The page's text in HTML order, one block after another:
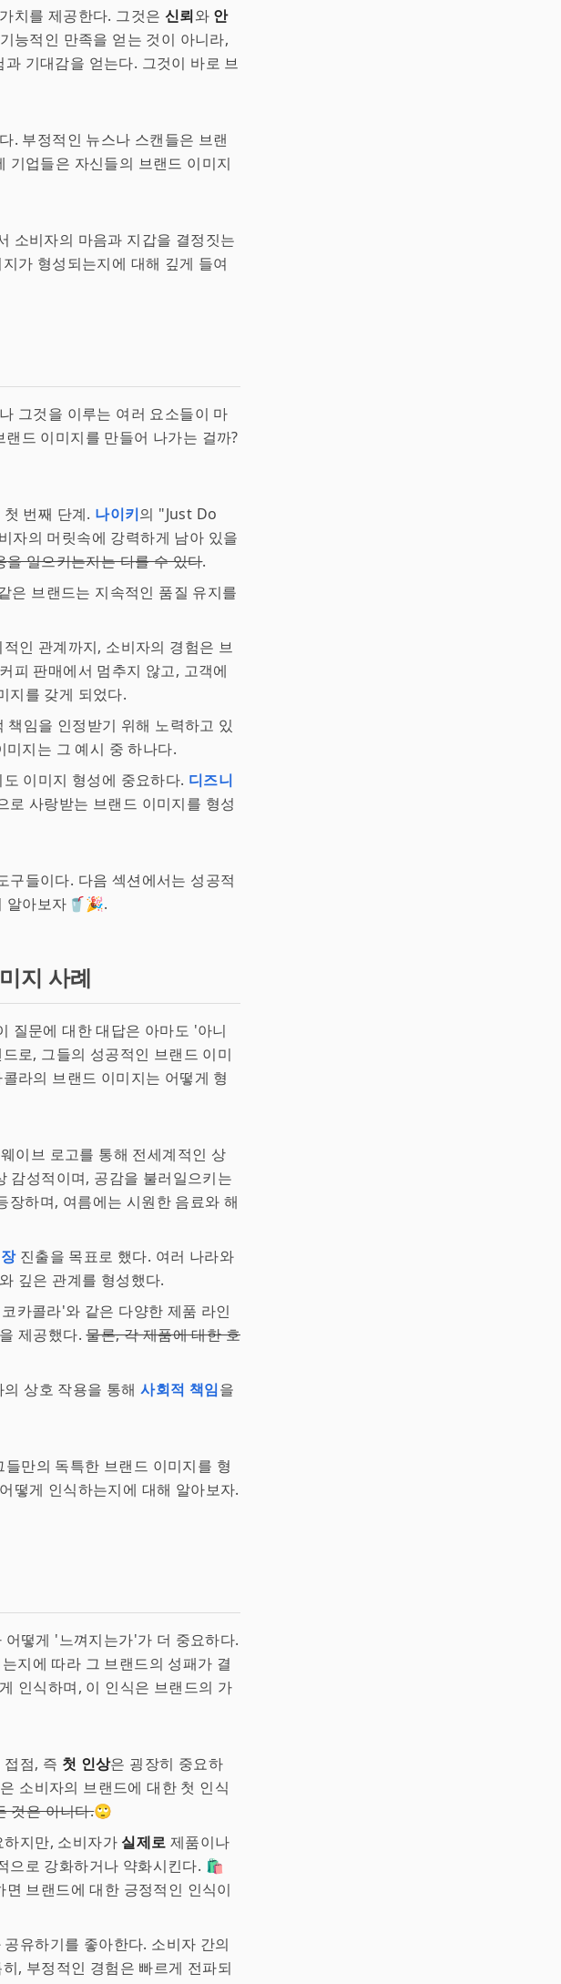
치를 제공한다. 그것은 신뢰와 안
능적인 만족을 얻는 것이 아니라,
기대감을 얻는다. 그것이 바로 브
. 부정적인 뉴스나 스캔들은 브랜
업들은 자신들의 브랜드 이미지
소비자의 마음과 지갑을 결정짓는
가 형성되는지에 대해 깊게 들여
그것을 이루는 여러 요소들이 마
드 이미지를 만들어 나가는 걸까?
번째 단계. 나이키의 "Just Do
의 머릿속에 강력하게 남아 있을
일으키는지는 다를 수 있다.
은 브랜드는 지속적인 품질 유지를
인 관계까지, 소비자의 경험은 브
피 판매에서 멈추지 않고, 고객에
지를 갖게 되었다.
임을 인정받기 위해 노력하고 있
지는 그 예시 중 하나다.
이미지 형성에 중요하다. 디즈니
로 사랑받는 브랜드 이미지를 형성
구들이다. 다음 섹션에서는 성공적
알아보자🥤🎉.
지 사례
질문에 대한 대답은 아마도 '아니
로, 그들의 성공적인 브랜드 이미
라의 브랜드 이미지는 어떻게 형
이브 로고를 통해 전세계적인 상
감성적이며, 공감을 불러일으키는
하며, 여름에는 시원한 음료와 해
진출을 목표로 했다. 여러 나라와
깊은 관계를 형성했다.
카콜라'와 같은 다양한 제품 라인
제공했다.물론, 각 제품에 대한 호
의 상호 작용을 통해사회적 책임을
만의 독특한 브랜드 이미지를 형
떻게 인식하는지에 대해 알아보자.
어떻게 '느껴지는가'가 더 중요하다.
지에 따라 그 브랜드의 성패가 결
인식하며, 이 인식은 브랜드의 가
점, 즉 첫 인상은 굉장히 중요하
소비자의 브랜드에 대한 첫 인식
것은 아니다.🙄
지만, 소비자가 실제로 제품이나
으로 강화하거나 약화시킨다. 🛍️
브랜드에 대한 긍정적인 인식이
유하기를 좋아한다. 소비자 간의
, 부정적인 경험은 빠르게 전파되